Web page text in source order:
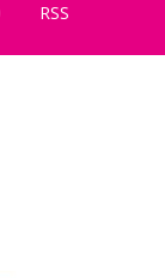
RSS